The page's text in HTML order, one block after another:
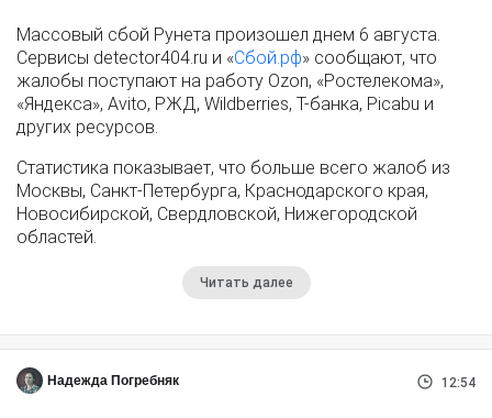
Массовый сбой Рунета произошел днем 6 августа.
Сервисы detector404.ru и «Сбой.рф» сообщают, что
жалобы поступают на работу Ozon, «Ростелекома»,
«Яндекса», Avito, РЖД, Wildberries, Т-банка, Picabu и
других ресурсов.
Статистика показывает, что больше всего жалоб из
Москвы, Санкт-Петербурга, Краснодарского края,
Новосибирской, Свердловской, Нижегородской
областей.
Читать далее
Надежда Погребняк 12:54